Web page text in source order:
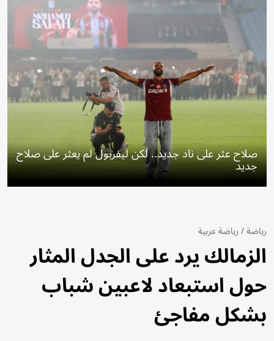
صلاح عثر على ناد جديد.. لكن ليفربول لم يعثر على صلاح
جديد
رياضة/رياضة عربية
الزمالك يرد على الجدل المثار
حول استبعاد لاعبين شباب
بشكل مفاجئ